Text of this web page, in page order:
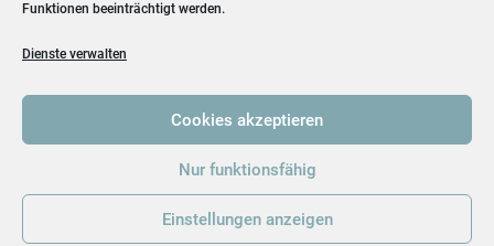
Funktionen beeinträchtigt werden.
Dienste verwalten
Cookies akzeptieren
Nur funktionsfähig
Einstellungen anzeigen